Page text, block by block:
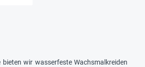
wir wasserfeste Wachsmalkreiden